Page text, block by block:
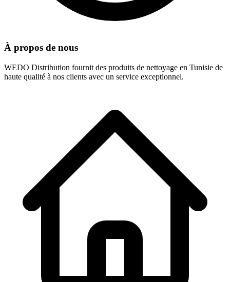
À propos de nous
WEDO Distribution fournit des produits de nettoyage en Tunisie de
haute qualité à nos clients avec un service exceptionnel.